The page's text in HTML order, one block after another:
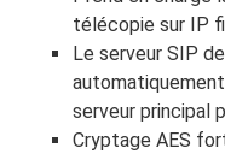
télécopie sur IP
Le serveur SIP
serveur principal
Cryptage AES